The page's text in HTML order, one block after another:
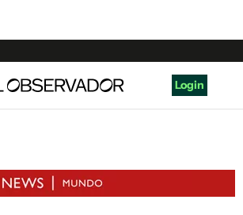
Login